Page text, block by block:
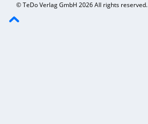
© TeDo Verlag GmbH 2026 All rights reserved.